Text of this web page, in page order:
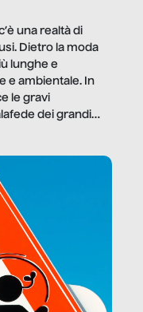
una realtà di
Dietro la moda
lunghe e
e ambientale. In
le gravi
dei grandi